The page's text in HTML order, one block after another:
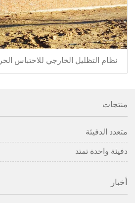
نظام التظليل الخارجي للاحتباس
منتجات
متعدد الدفيئة
دفيئة واحدة تمتد
أخبار